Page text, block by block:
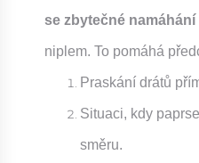
se zbytečné
niplem. To pomáhá
Praskání drátů
Situaci, kdy
směru.